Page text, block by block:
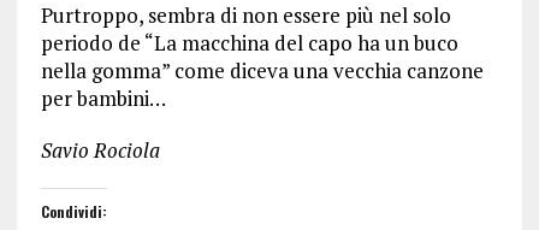
Purtroppo, sembra di non essere più nel solo
periodo de “La macchina del capo ha un buco
nella gomma” come diceva una vecchia canzone
per bambini…
Savio Rociola
Condividi: